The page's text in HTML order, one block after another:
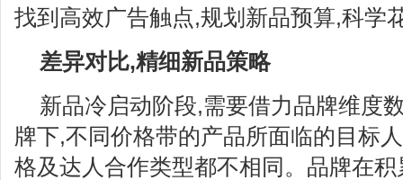
找到高效广告触点,规划新品预算,科学
差异对比,精细新品策略
新品冷启动阶段,需要借力品牌维度
牌下,不同价格带的产品所面临的目标
格及达人合作类型都不相同。品牌在